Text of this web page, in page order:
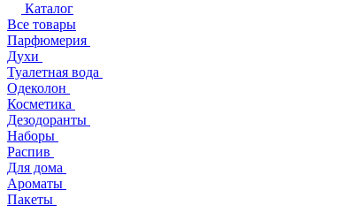
Каталог
Все товары
Парфюмерия
Духи
Туалетная вода
Одеколон
Косметика
Дезодоранты
Наборы
Распив
Для дома
Ароматы
Пакеты